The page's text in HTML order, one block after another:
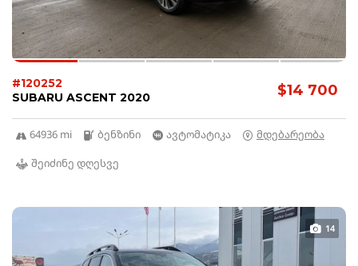
$14 700
#120252
SUBARU ASCENT 2020
64936 mi ბენზინი ავტომატიკა
მდებარეობა
შეიძინე დღესვე
14